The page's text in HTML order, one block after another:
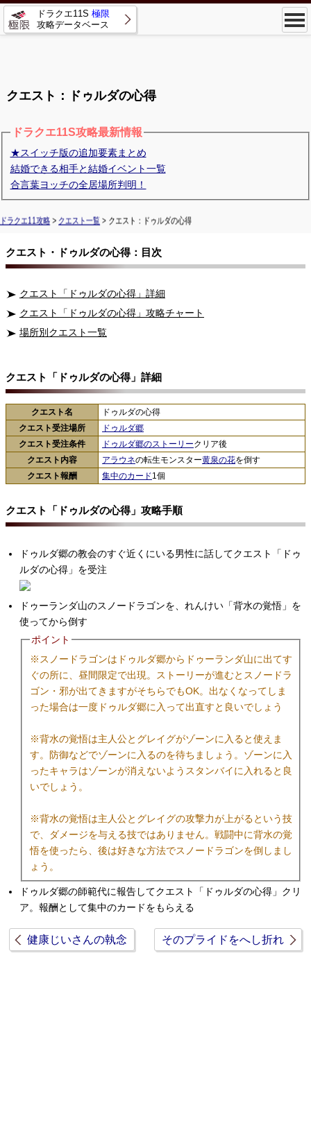
ドラクエ11S 極限
攻略データベース
クエスト：ドゥルダの心得
ドラクエ11S攻略最新情報
★スイッチ版の追加要素まとめ
結婚できる相手と結婚イベント一覧
合言葉ヨッチの全居場所判明！
ドラクエ11攻略 > クエスト一覧 > クエスト：ドゥルダの心得
クエスト・ドゥルダの心得：目次
クエスト「ドゥルダの心得」詳細
クエスト「ドゥルダの心得」攻略チャート
場所別クエスト一覧
クエスト「ドゥルダの心得」詳細
クエスト名
ドゥルダの心得
クエスト受注場所
ドゥルダ郷
クエスト受注条件
ドゥルダ郷のストーリークリア後
クエスト内容
アラウネの転生モンスター黄泉の花を倒す
クエスト報酬
集中のカード1個
クエスト「ドゥルダの心得」攻略手順
ドゥルダ郷の教会のすぐ近くにいる男性に話してクエスト「ドゥ
ルダの心得」を受注
ドゥーランダ山のスノードラゴンを、れんけい「背水の覚悟」を
使ってから倒す
ポイント
※スノードラゴンはドゥルダ郷からドゥーランダ山に出てす
ぐの所に、昼間限定で出現。ストーリーが進むとスノードラ
ゴン・邪が出てきますがそちらでもOK。出なくなってしま
った場合は一度ドゥルダ郷に入って出直すと良いでしょう
※背水の覚悟は主人公とグレイグがゾーンに入ると使えま
す。防御などでゾーンに入るのを待ちましょう。ゾーンに入
ったキャラはゾーンが消えないようスタンバイに入れると良
いでしょう。
※背水の覚悟は主人公とグレイグの攻撃力が上がるという技
で、ダメージを与える技ではありません。戦闘中に背水の覚
悟を使ったら、後は好きな方法でスノードラゴンを倒しまし
ょう。
ドゥルダ郷の師範代に報告してクエスト「ドゥルダの心得」クリ
ア。報酬として集中のカードをもらえる
健康じいさんの執念 そのプライドをへし折れ